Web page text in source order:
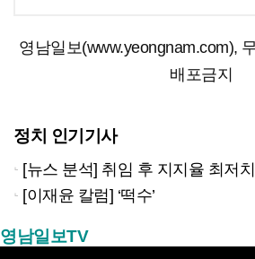
영남일보(www.yeongnam.com),
배포금지
정치 인기기사
[뉴스 분석] 취임 후 지지율 최저치 기록한
[이재윤 칼럼] ‘떡수’
영남일보TV